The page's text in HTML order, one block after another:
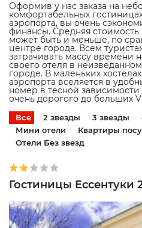
Оформив у нас заказа на
комфортабельных
аэропорта, вы очень
финансы. Средняя стоимость
может быть и меньше, по
центре города. Всем
затрачивать массу времени
своего отеля в
городе. В маленьких
аэропорта вселяется в
номер в тесной
очень дорогого до больших
Все 2 звезды 3 звезды
Мини отели
Квартиры
Отели Без звезд
Гостиницы Ессентуки